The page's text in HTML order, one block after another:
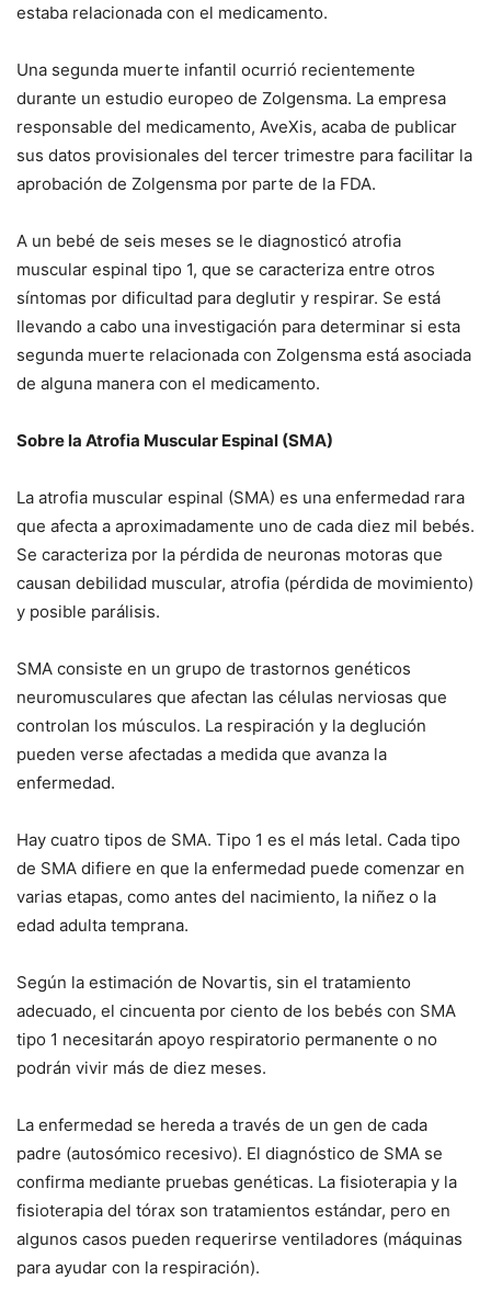
estaba relacionada con el medicamento.
Una segunda muerte infantil ocurrió recientemente
durante un estudio europeo de Zolgensma. La empresa
responsable del medicamento, AveXis, acaba de publicar
sus datos provisionales del tercer trimestre para facilitar la
aprobación de Zolgensma por parte de la FDA.
A un bebé de seis meses se le diagnosticó atrofia
muscular espinal tipo 1, que se caracteriza entre otros
síntomas por dificultad para deglutir y respirar. Se está
llevando a cabo una investigación para determinar si esta
segunda muerte relacionada con Zolgensma está asociada
de alguna manera con el medicamento.
Sobre la Atrofia Muscular Espinal (SMA)
La atrofia muscular espinal (SMA) es una enfermedad rara
que afecta a aproximadamente uno de cada diez mil bebés.
Se caracteriza por la pérdida de neuronas motoras que
causan debilidad muscular, atrofia (pérdida de movimiento)
y posible parálisis.
SMA consiste en un grupo de trastornos genéticos
neuromusculares que afectan las células nerviosas que
controlan los músculos. La respiración y la deglución
pueden verse afectadas a medida que avanza la
enfermedad.
Hay cuatro tipos de SMA. Tipo 1 es el más letal. Cada tipo
de SMA difiere en que la enfermedad puede comenzar en
varias etapas, como antes del nacimiento, la niñez o la
edad adulta temprana.
Según la estimación de Novartis, sin el tratamiento
adecuado, el cincuenta por ciento de los bebés con SMA
tipo 1 necesitarán apoyo respiratorio permanente o no
podrán vivir más de diez meses.
La enfermedad se hereda a través de un gen de cada
padre (autosómico recesivo). El diagnóstico de SMA se
confirma mediante pruebas genéticas. La fisioterapia y la
fisioterapia del tórax son tratamientos estándar, pero en
algunos casos pueden requerirse ventiladores (máquinas
para ayudar con la respiración).